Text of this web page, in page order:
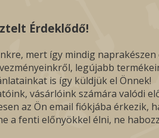
Érdeklődő!
mert így mindig
legújabb
is így küldjük el Önnek!
vásárlóink számára valódi
az Ön email fiókjába érkezik,
a fenti előnyökkel élni, ne